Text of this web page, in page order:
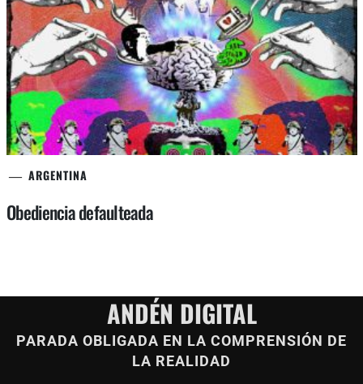
ARGENTINA
Obediencia defaulteada
ANDÉN DIGITAL
PARADA OBLIGADA EN LA COMPRENSIÓN DE
LA REALIDAD